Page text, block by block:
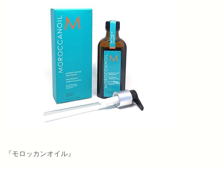
『モロッカンオイル』